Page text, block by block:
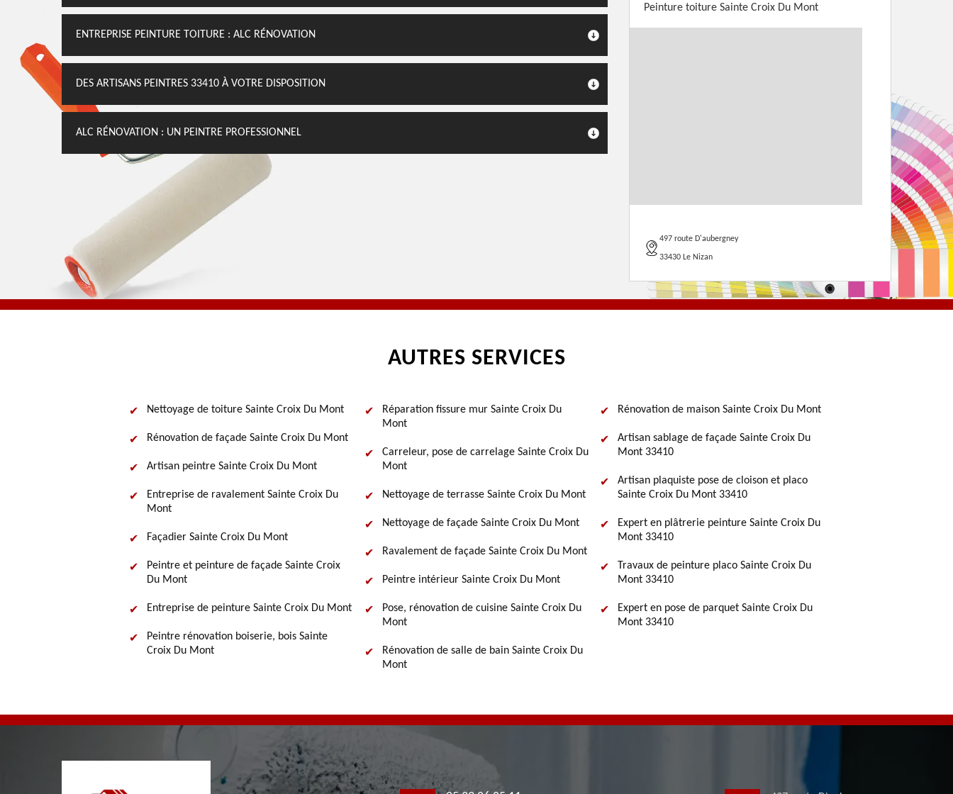
ENTREPRISE PEINTURE TOITURE : ALC RÉNOVATION
DES ARTISANS PEINTRES 33410 À VOTRE DISPOSITION
ALC RÉNOVATION : UN PEINTRE PROFESSIONNEL
Peinture toiture Sainte Croix Du Mont
497 route D'aubergney
33430 Le Nizan
AUTRES SERVICES
Nettoyage de toiture Sainte Croix Du Mont
Rénovation de façade Sainte Croix Du Mont
Artisan peintre Sainte Croix Du Mont
Entreprise de ravalement Sainte Croix Du
Mont
Façadier Sainte Croix Du Mont
Peintre et peinture de façade Sainte Croix
Du Mont
Entreprise de peinture Sainte Croix Du Mont
Peintre rénovation boiserie, bois Sainte
Croix Du Mont
Réparation fissure mur Sainte Croix Du
Mont
Carreleur, pose de carrelage Sainte Croix Du
Mont
Nettoyage de terrasse Sainte Croix Du Mont
Nettoyage de façade Sainte Croix Du Mont
Ravalement de façade Sainte Croix Du Mont
Peintre intérieur Sainte Croix Du Mont
Pose, rénovation de cuisine Sainte Croix Du
Mont
Rénovation de salle de bain Sainte Croix Du
Mont
Rénovation de maison Sainte Croix Du Mont
Artisan sablage de façade Sainte Croix Du
Mont 33410
Artisan plaquiste pose de cloison et placo
Sainte Croix Du Mont 33410
Expert en plâtrerie peinture Sainte Croix Du
Mont 33410
Travaux de peinture placo Sainte Croix Du
Mont 33410
Expert en pose de parquet Sainte Croix Du
Mont 33410